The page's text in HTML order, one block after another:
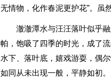
无情物，化作春泥更护花”。虽
澈澈潭水与汪汪落叶似乎
帕，饱吸了四季的时光，成了
水下、落叶底，嬉戏游耍，偶
如同从未出现一般，平静如初。